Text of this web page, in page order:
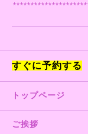
すぐに予約する
トップページ
ご挨拶